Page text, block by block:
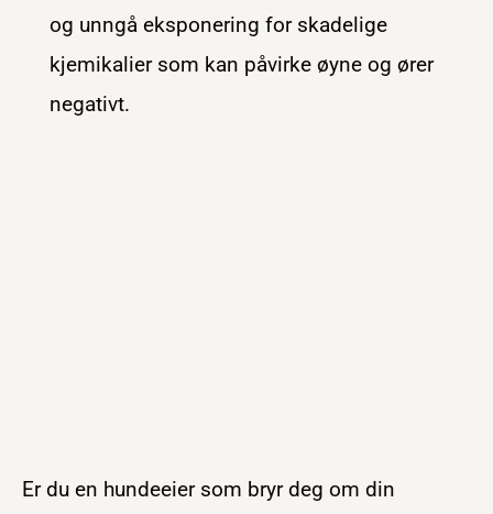
og unngå eksponering for skadelige
kjemikalier som kan påvirke øyne og ører
negativt.
Er du en hundeeier som bryr deg om din